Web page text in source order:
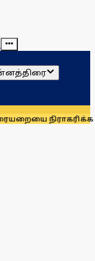
காரணம்